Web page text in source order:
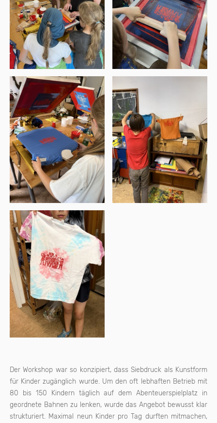
Der Workshop war so konzipiert, dass Siebdruck als Kunstform
für Kinder zugänglich wurde. Um den oft lebhaften Betrieb mit
80 bis 150 Kindern täglich auf dem Abenteuerspielplatz in
geordnete Bahnen zu lenken, wurde das Angebot bewusst klar
strukturiert. Maximal neun Kinder pro Tag durften mitmachen,